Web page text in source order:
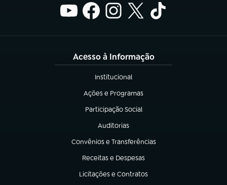
Acesso à Informação
Institucional
(abre em nova aba)
Ações e Programas
(abre em nova aba)
Participação Social
(abre em nova aba)
Auditorias
(abre em nova aba)
Convênios e Transferências
(abre em nova aba)
Receitas e Despesas
(abre em nova aba)
Licitações e Contratos
(abre em nova aba)